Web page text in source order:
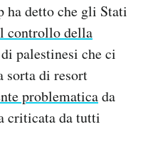
ha detto che gli Stati
controllo della
palestinesi che ci
sorta di resort
problematicada
criticata da tutti